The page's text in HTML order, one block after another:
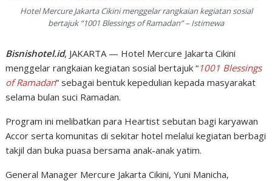
Hotel Mercure Jakarta Cikini menggelar rangkaian kegiatan sosial
bertajuk “1001 Blessings of Ramadan” – Istimewa
Bisnishotel.id, JAKARTA — Hotel Mercure Jakarta Cikini
menggelar rangkaian kegiatan sosial bertajuk “1001 Blessings
of Ramadan” sebagai bentuk kepedulian kepada masyarakat
selama bulan suci Ramadan.
Program ini melibatkan para Heartist sebutan bagi karyawan
Accor serta komunitas di sekitar hotel melalui kegiatan berbagi
takjil dan buka puasa bersama anak-anak yatim.
General Manager Mercure Jakarta Cikini, Yuni Manicha,